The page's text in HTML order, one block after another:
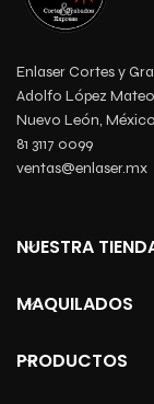
Enlaser Cortes y
Adolfo López
Nuevo León,
81 3117 0099
ventas@enlaser.mx
NUESTRA
MAQUILADOS
PRODUCTOS